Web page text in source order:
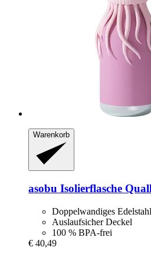
Warenkorb
asobu Isolierflasche
Doppelwandiges
Auslaufsicher Deckel
100 % BPA-frei
€ 40,49